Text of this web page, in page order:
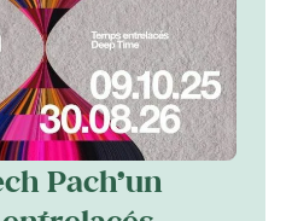
Pach’un